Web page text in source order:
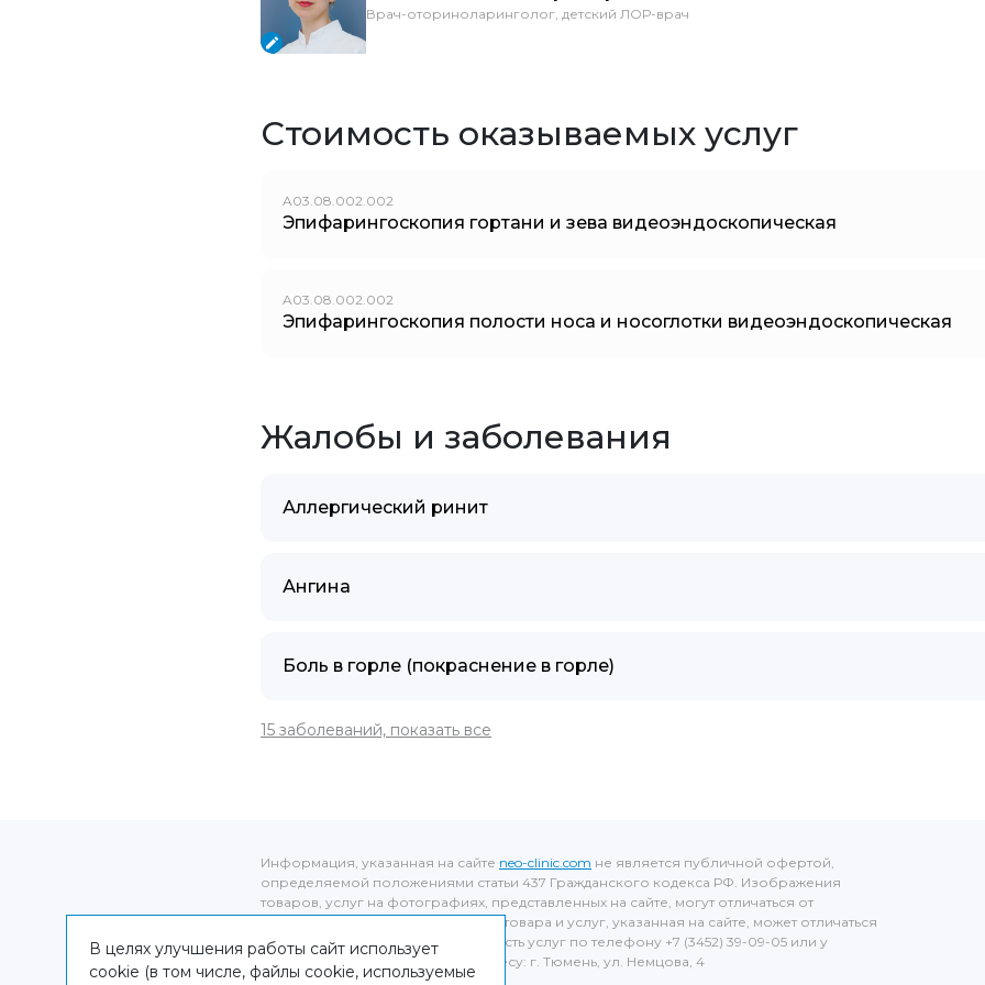
Врач-оториноларинголог, детский ЛОР-врач
Стоимость оказываемых услуг
A03.08.002.002
Эпифарингоскопия гортани и зева видеоэндоскопическая
A03.08.002.002
Эпифарингоскопия полости носа и носоглотки видеоэндоскопическая
Жалобы и заболевания
Аллергический ринит
Ангина
Боль в горле (покраснение в горле)
15 заболеваний, показать все
Информация, указанная на сайте neo-clinic.com не является публичной офертой,
определяемой положениями статьи 437 Гражданского кодекса РФ. Изображения
товаров, услуг на фотографиях, представленных на сайте, могут отличаться от
оригиналов. Информация о цене товара и услуг, указанная на сайте, может отличаться
от фактической, уточняйте стоимость услуг по телефону +7 (3452) 39-09-05 или у
администраторов клиники по адресу: г. Тюмень, ул. Немцова, 4
В целях улучшения работы сайт использует
cookie (в том числе, файлы cookie, используемые